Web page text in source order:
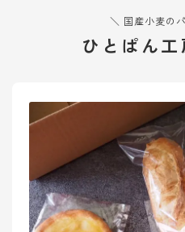
お問い合わせ
＼ 国産小麦の
ひとぱん